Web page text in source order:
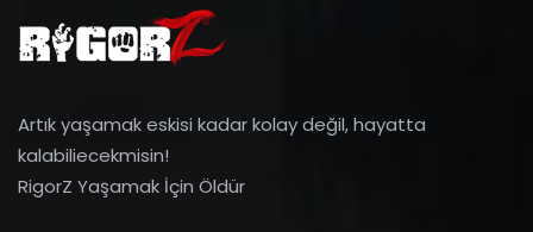
Artık yaşamak eskisi kadar kolay değil, hayatta
kalabiliecekmisin!
RigorZ Yaşamak İçin Öldür